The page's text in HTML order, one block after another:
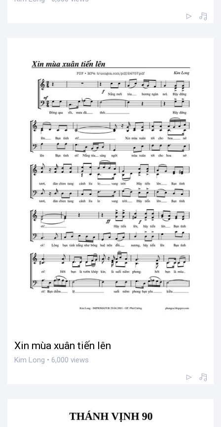
Xin mùa xuân tiến lên
Kim Long • 6,000 views